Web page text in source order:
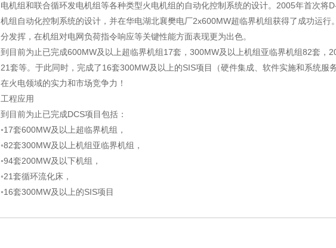
电机组和联合循环发电机组等各种类型火电机组的自动化控制系统的设计。2005年首次将
机组自动化控制系统的设计，并在华电湖北襄樊电厂2x600MW超临界机组获得了成功运行
分发挥，在机组对电网负荷指令响应等关键性能方面表现更为出色。
到目前为止已完成600MW及以上超临界机组17套，300MW及以上机组亚临界机组82套，
21套等。于此同时，完成了16套300MW及以上的SIS项目（硬件集成、软件实施和系统服
在火电领域的实力和市场竞争力！
工程应用
到目前为止已完成DCS项目包括：
◦17套600MW及以上超临界机组，
◦82套300MW及以上机组亚临界机组，
◦94套200MW及以下机组，
◦21套循环流化床，
◦16套300MW及以上的SIS项目